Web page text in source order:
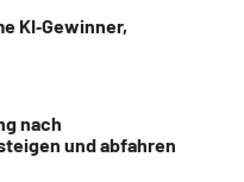
KI‑Gewinner,
nach
und abfahren